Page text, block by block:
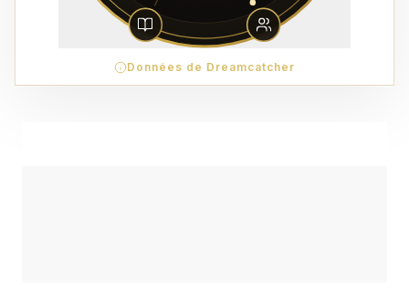
Données de Dreamcatcher